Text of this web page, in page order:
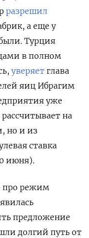
разрешил
а еще у
Турция
в полном
уверяет глава
яиц Ибрагим
уже
на
но и из
ставка
июня).
про режим
предложение
долгий путь от